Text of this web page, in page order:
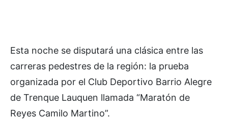
Esta noche se disputará una clásica entre las
carreras pedestres de la región: la prueba
organizada por el Club Deportivo Barrio Alegre
de Trenque Lauquen llamada “Maratón de
Reyes Camilo Martino”.